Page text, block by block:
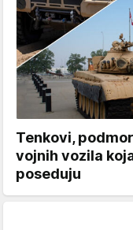
Tenkovi,
vojnih vozila
poseduju